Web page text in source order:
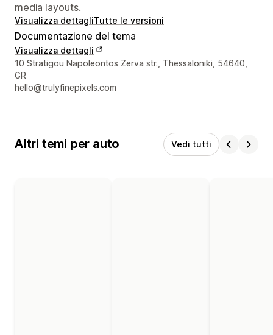
media layouts.
Visualizza dettagliTutte le versioni
Documentazione del tema
Visualizza dettagli
Recapiti del designer
10 Stratigou Napoleontos Zerva str., Thessaloniki, 54640,
GR
hello@trulyfinepixels.com
Altri temi per auto Vedi tutti